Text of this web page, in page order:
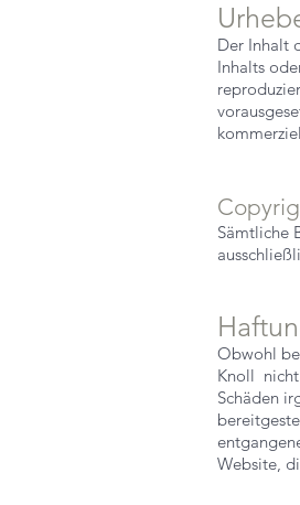
Der Inhalt
Inhalts
Sämtliche
Obwohl
Knoll nicht
Schäden
Website,